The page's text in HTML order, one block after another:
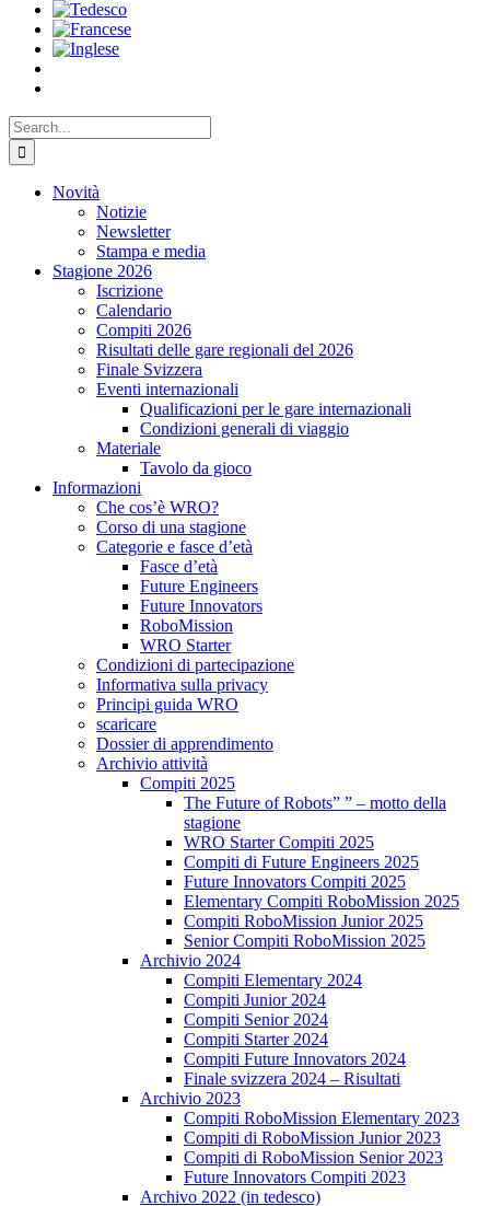
Search
for:
Novità
Notizie
Newsletter
Stampa e media
Stagione 2026
Iscrizione
Calendario
Compiti 2026
Risultati delle gare regionali del 2026
Finale Svizzera
Eventi internazionali
Qualificazioni per le gare internazionali
Condizioni generali di viaggio
Materiale
Tavolo da gioco
Informazioni
Che cos’è WRO?
Corso di una stagione
Categorie e fasce d’età
Fasce d’età
Future Engineers
Future Innovators
RoboMission
WRO Starter
Condizioni di partecipazione
Informativa sulla privacy
Principi guida WRO
scaricare
Dossier di apprendimento
Archivio attività
Compiti 2025
The Future of Robots” ” – motto della
stagione
WRO Starter Compiti 2025
Compiti di Future Engineers 2025
Future Innovators Compiti 2025
Elementary Compiti RoboMission 2025
Compiti RoboMission Junior 2025
Senior Compiti RoboMission 2025
Archivio 2024
Compiti Elementary 2024
Compiti Junior 2024
Compiti Senior 2024
Compiti Starter 2024
Compiti Future Innovators 2024
Finale svizzera 2024 – Risultati
Archivio 2023
Compiti RoboMission Elementary 2023
Compiti di RoboMission Junior 2023
Compiti di RoboMission Senior 2023
Future Innovators Compiti 2023
Archivo 2022 (in tedesco)